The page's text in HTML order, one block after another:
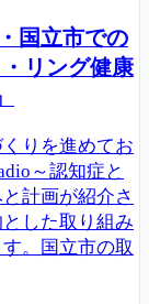
国立市での
リング健康
りを進めてお
～認知症と
計画が紹介さ
した取り組み
。国立市の取